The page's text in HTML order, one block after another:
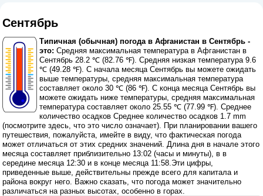
Сентябрь
Типичная (обычная) погода в Афганистан в Сентябрь -
это: Средняя максимальная температура в Афганистан в
Сентябрь 28.2 ℃ (82.76 ℉). Средняя низкая температура 9.6
℃ (49.28 ℉). С начала месяца Сентябрь вы можете ожидать
выше температуры, средняя максимальная температура
составляет около 30 ℃ (86 ℉). С конца месяца Сентябрь вы
можете ожидать ниже температуры, средняя максимальная
температура составляет около 25.55 ℃ (77.99 ℉). Среднее
количество осадков Среднее количество осадков 1.7 mm
(посмотрите здесь, что это число означает). При планировании вашего
путешествия, пожалуйста, имейте в виду, что фактическая погода
может отличаться от этих средних значений. Длина дня в начале этого
месяца составляет приблизительно 13:02 (часы и минуты), в в
середине месяца 12:30 и в конце месяца 11:58.Эти цифры,
приведенные выше, действительны прежде всего для капитала и
района вокруг него. Важно сказать, что погода может значительно
различаться на разных высотах, особенно в горах.